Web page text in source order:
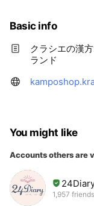
Basic info
クラシエの漢
ランド
You might like
Accounts others are
1,957 friends